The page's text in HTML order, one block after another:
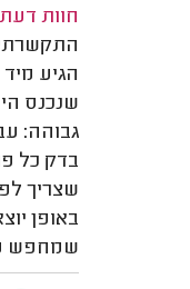
חוות
הגיע
שנכנס
גבוהה:
בדק כל
שצריך
באופן
שמחפש